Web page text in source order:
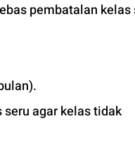
pembatalan kelas
agar kelas tidak